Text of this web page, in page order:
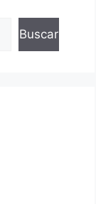
Buscar